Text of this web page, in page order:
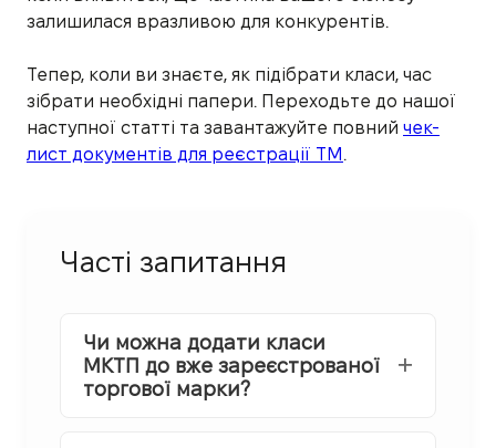
залишилася вразливою для конкурентів.
Тепер, коли ви знаєте, як підібрати класи, час
зібрати необхідні папери. Переходьте до нашої
наступної статті та завантажуйте повний чек-
лист документів для реєстрації ТМ .
Часті запитання
Чи можна додати класи
МКТП до вже зареєстрованої
торгової марки?